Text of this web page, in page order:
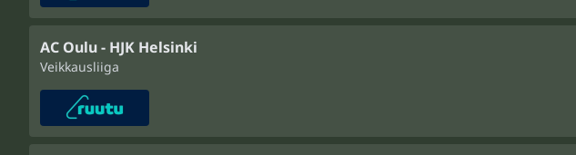
AC Oulu - HJK Helsinki
Veikkausliiga